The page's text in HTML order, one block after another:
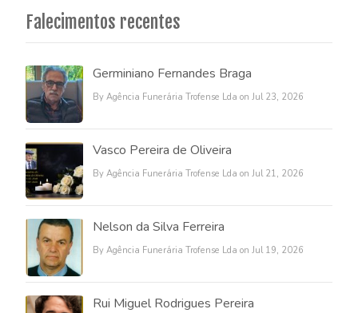
Falecimentos recentes
Germiniano Fernandes Braga
By Agência Funerária Trofense Lda on Jul 23, 2026
Vasco Pereira de Oliveira
By Agência Funerária Trofense Lda on Jul 21, 2026
Nelson da Silva Ferreira
By Agência Funerária Trofense Lda on Jul 19, 2026
Rui Miguel Rodrigues Pereira